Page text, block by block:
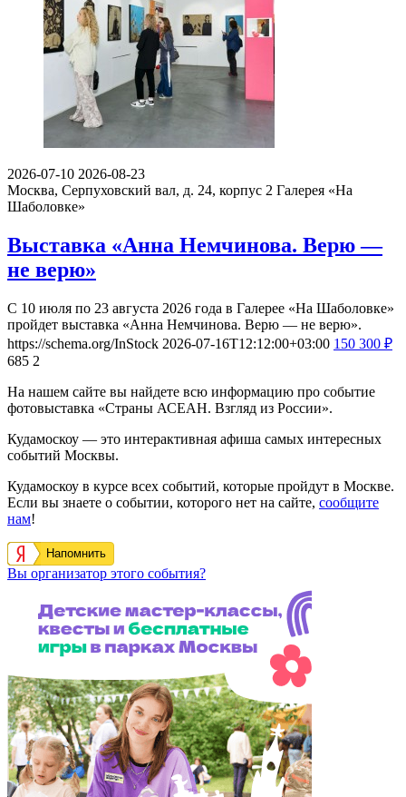
2026-07-10 2026-08-23
Москва, Серпуховский вал, д. 24, корпус 2 Галерея «На
Шаболовке»
Выставка «Анна Немчинова. Верю —
не верю»
С 10 июля по 23 августа 2026 года в Галерее «На Шаболовке»
пройдет выставка «Анна Немчинова. Верю — не верю».
https://schema.org/InStock 2026-07-16T12:12:00+03:00 150 300 ₽
685 2
На нашем сайте вы найдете всю информацию про событие
фотовыставка «Страны АСЕАН. Взгляд из России».
Кудамоскоу — это интерактивная афиша самых интересных
событий Москвы.
Кудамоскоу в курсе всех событий, которые пройдут в Москве.
Если вы знаете о событии, которого нет на сайте, сообщите
нам!
Напомнить
Вы организатор этого события?